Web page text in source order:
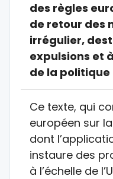
des règles
de retour des
irrégulier,
expulsions et
de la politique
Ce texte, qui
européen sur
dont
instaure des
à l’échelle de